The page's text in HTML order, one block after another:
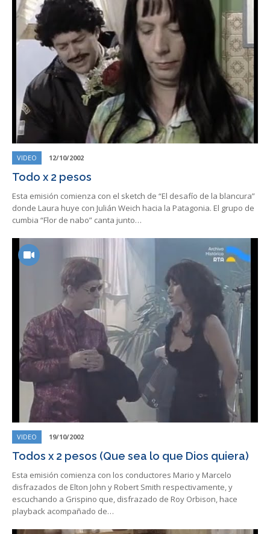
VIDEO 12/10/2002
Todo x 2 pesos
Esta emisión comienza con el sketch de “El desafío de la blancura”
donde Laura huye con Julián Weich hacia la Patagonia. El grupo de
cumbia “Flor de nabo” canta junto…
VIDEO 19/10/2002
Todos x 2 pesos (Que sea lo que Dios quiera)
Esta emisión comienza con los conductores Mario y Marcelo
disfrazados de Elton John y Robert Smith respectivamente, y
escuchando a Grispino que, disfrazado de Roy Orbison, hace
playback acompañado de…